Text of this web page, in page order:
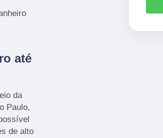
até
da
Paulo,
de alto